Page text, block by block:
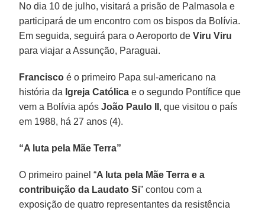
No dia 10 de julho, visitará a prisão de Palmasola e
participará de um encontro com os bispos da Bolívia.
Em seguida, seguirá para o Aeroporto deViru Viru
para viajar a Assunção, Paraguai.
Francisco é o primeiro Papa sul-americano na
história da Igreja Católica e o segundo Pontífice que
vem a Bolívia apósJoão Paulo II , que visitou o país
em 1988, há 27 anos (4).
“A luta pela Mãe Terra”
O primeiro painel “A luta pela Mãe Terra e a
contribuição da Laudato Si” contou com a
exposição de quatro representantes da resistência